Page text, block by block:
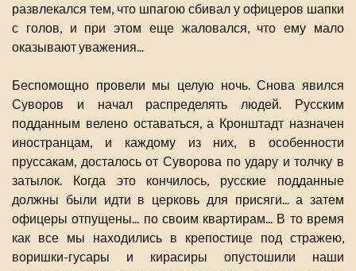
развлекался тем, что шпагою сбивал у офицеров шапки
с голов, и при этом еще жаловался, что ему мало
оказывают уважения...
Беспомощно провели мы целую ночь. Снова явился
Суворов и начал распределять людей. Русским
подданным велено оставаться, а Кронштадт назначен
иностранцам, и каждому из них, в особенности
пруссакам, досталось от Суворова по удару и толчку в
затылок. Когда это кончилось, русские подданные
должны были идти в церковь для присяги... а затем
офицеры отпущены... по своим квартирам... В то время
как все мы находились в крепостице под стражею,
воришки-гусары и кирасиры опустошили наши